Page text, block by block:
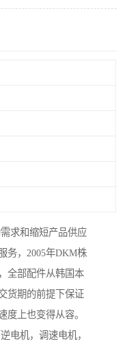
求和缩短产品供应
务，2005年DKM株
全部配件从韩国本
货期的前提下保证
度上也变得从容。
电机，调速电机，